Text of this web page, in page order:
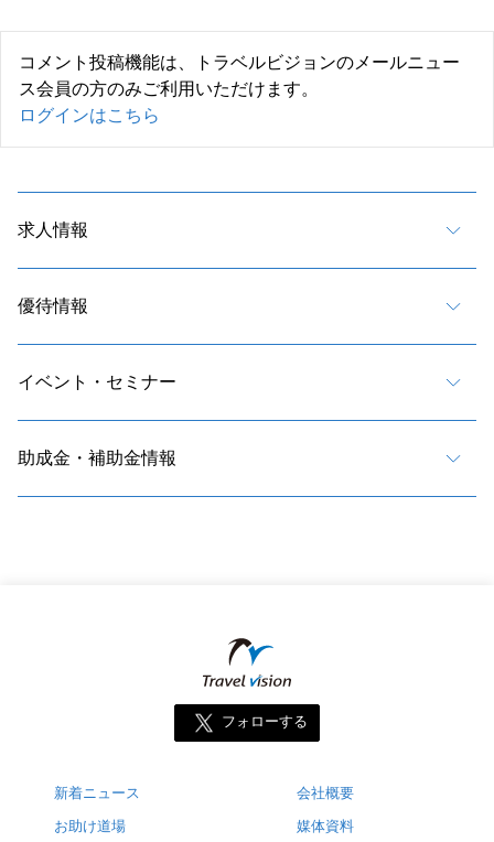
コメント投稿機能は、トラベルビジョンのメールニュー
ス会員の方のみご利用いただけます。
ログインはこちら
求人情報
優待情報
イベント・セミナー
助成金・補助金情報
フォローする
新着ニュース
お助け道場
会社概要
媒体資料